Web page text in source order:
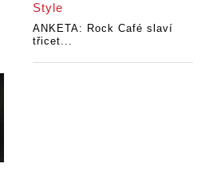
Style
ANKETA: Rock Café slaví
třicet...